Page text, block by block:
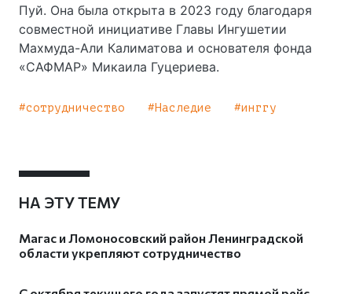
Пуй. Она была открыта в 2023 году благодаря
совместной инициативе Главы Ингушетии
Махмуда-Али Калиматова и основателя фонда
«САФМАР» Микаила Гуцериева.
сотрудничество Наследие инггу
НА ЭТУ ТЕМУ
Магас и Ломоносовский район Ленинградской
области укрепляют сотрудничество